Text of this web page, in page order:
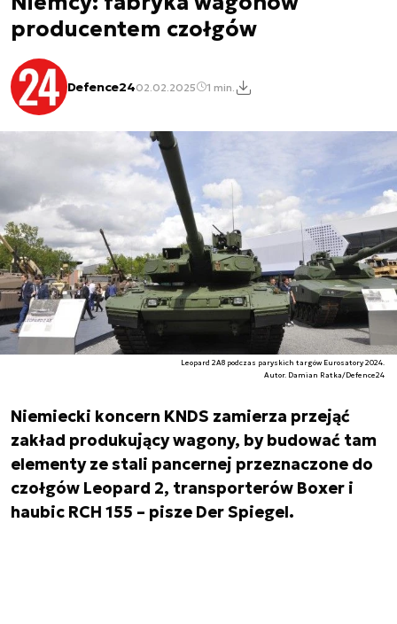
producentem czołgów
Defence2402.02.2025 1 min.
Leopard 2A8 podczas paryskich targów Eurosatory 2024.
Autor. Damian Ratka/Defence24
Niemiecki koncern KNDS zamierza przejąć
zakład produkujący wagony, by budować tam
elementy ze stali pancernej przeznaczone do
czołgów Leopard 2, transporterów Boxer i
haubic RCH 155 – pisze Der Spiegel.